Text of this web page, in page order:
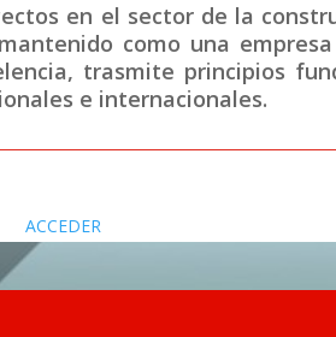
en el sector de la
como una
trasmite principios
e internacionales.
ACCEDER